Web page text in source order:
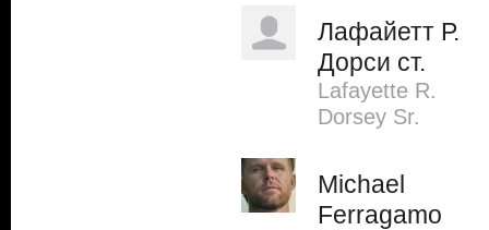
Лафайетт Р.
Дорси ст.
Lafayette R.
Dorsey Sr.
Michael
Ferragamo